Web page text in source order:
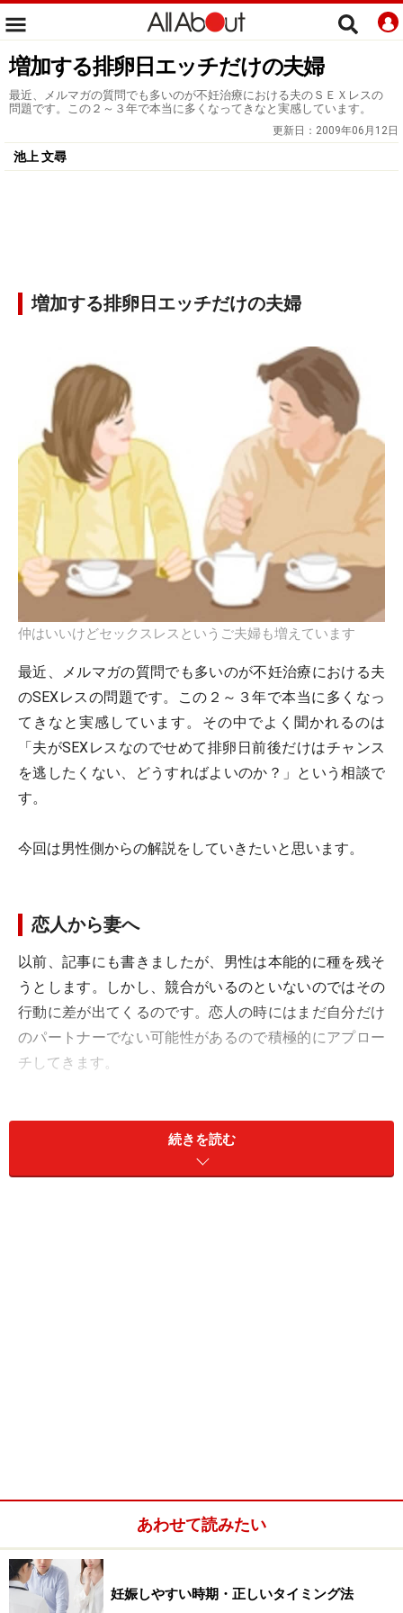
増加する排卵日エッチだけの夫婦
最近、メルマガの質問でも多いのが不妊治療における夫のＳＥＸレスの
問題です。この２～３年で本当に多くなってきなと実感しています。
更新日： 2009年06月12日
池上 文尋
増加する排卵日エッチだけの夫婦
仲はいいけどセックスレスというご夫婦も増えています
最近、メルマガの質問でも多いのが不妊治療における夫
のSEXレスの問題です。この２～３年で本当に多くなっ
てきなと実感しています。その中でよく聞かれるのは
「夫がSEXレスなのでせめて排卵日前後だけはチャンス
を逃したくない、どうすればよいのか？」という相談で
す。
今回は男性側からの解説をしていきたいと思います。
恋人から妻へ
以前、記事にも書きましたが、男性は本能的に種を残そ
うとします。しかし、競合がいるのといないのではその
行動に差が出てくるのです。恋人の時にはまだ自分だけ
のパートナーでない可能性があるので積極的にアプロー
チしてきます。
入れる必要性があります。その秘訣は下記の記事で復習
しておいてくださいね。
続きを読む
あわせて読みたい
妊娠しやすい時期・正しいタイミング法